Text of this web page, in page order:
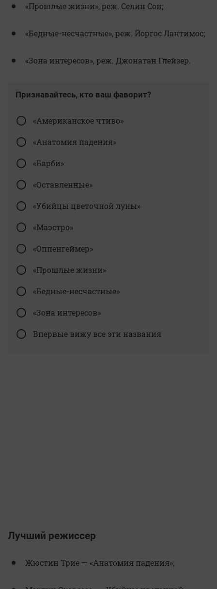
«Прошлые жизни», реж. Селин Сон;
«Бедные-несчастные», реж. Йоргос Лантимос;
«Зона интересов», реж. Джонатан Глейзер.
Признавайтесь, кто ваш фаворит?
«Американское чтиво»
«Анатомия падения»
«Барби»
«Оставленные»
«Убийцы цветочной луны»
«Маэстро»
«Оппенгеймер»
«Прошлые жизни»
«Бедные-несчастные»
«Зона интересов»
Впервые вижу все эти названия
Лучший режиссер
Жюстин Трие — «Анатомия падения»;